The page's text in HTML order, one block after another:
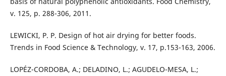
v. 125, p. 288-306, 2011.
LEWICKI, P. P. Design of hot air drying for better foods.
Trends in Food Science & Technology, v. 17, p.153-163, 2006.
LOPÉZ-CORDOBA, A.; DELADINO, L.; AGUDELO-MESA, L.;